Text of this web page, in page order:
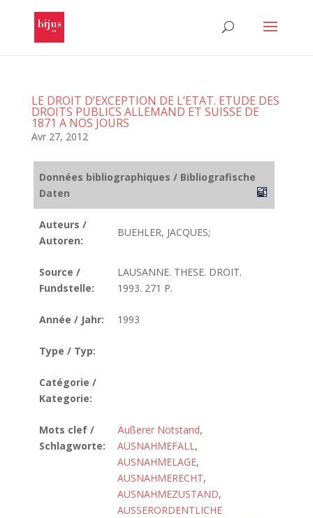
LE DROIT D’EXCEPTION DE L’ETAT. ETUDE DES
DROITS PUBLICS ALLEMAND ET SUISSE DE
1871 A NOS JOURS
Avr 27, 2012
Données bibliographiques / Bibliografische
Daten
Auteurs /
Autoren:
BUEHLER, JACQUES;
Source /
Fundstelle:
LAUSANNE. THESE. DROIT.
1993. 271 P.
Année / Jahr: 1993
Type / Typ:
Catégorie /
Kategorie:
Mots clef /
Schlagworte:
Äußerer Notstand,
AUSNAHMEFALL,
AUSNAHMELAGE,
AUSNAHMERECHT,
AUSNAHMEZUSTAND,
AUSSERORDENTLICHE